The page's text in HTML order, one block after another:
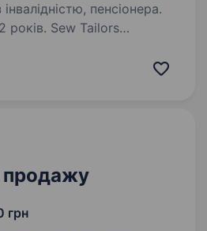
пенсіонера.
Tailors
українських та світових
грн